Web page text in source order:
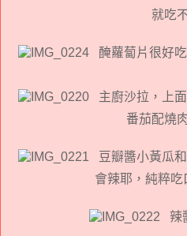
就吃
醃蘿蔔片很好
主廚沙拉，上
番茄配燒
豆瓣醬小黃瓜
會辣耶，純粹吃
辣